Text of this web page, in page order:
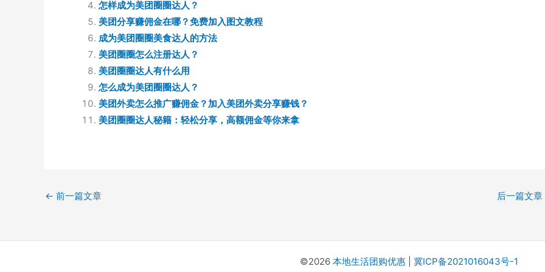
怎样成为美团圈圈达人？
美团分享赚佣金在哪？免费加入图文教程
成为美团圈圈美食达人的方法
美团圈圈怎么注册达人？
美团圈圈达人有什么用
怎么成为美团圈圈达人？
美团外卖怎么推广赚佣金？加入美团外卖分享赚钱？
美团圈圈达人秘籍：轻松分享，高额佣金等你来拿
← 前一篇文章 后一篇文章
©2026 本地生活团购优惠| 冀ICP备2021016043号-1